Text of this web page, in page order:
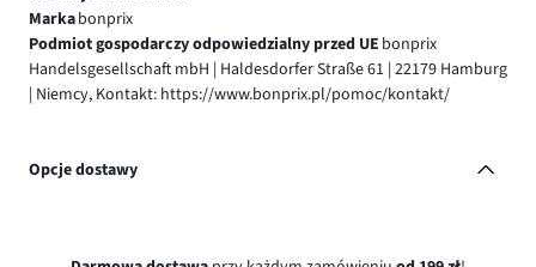
Markabonprix
Podmiot gospodarczy odpowiedzialny przed UE bonprix
Handelsgesellschaft mbH | Haldesdorfer Straße 61 | 22179 Hamburg
| Niemcy, Kontakt: https://www.bonprix.pl/pomoc/kontakt/
Opcje dostawy